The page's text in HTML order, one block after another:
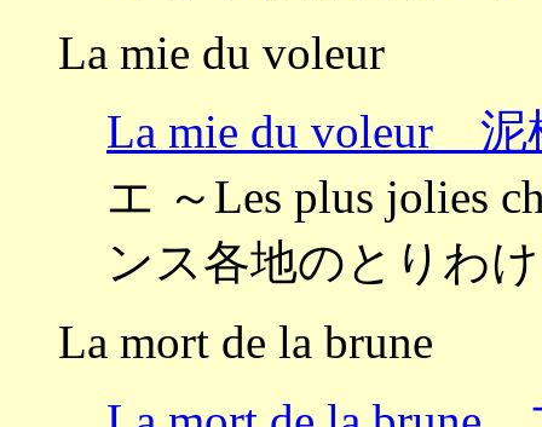
La mie du voleur
La mie du voleur 泥
エ ～Les plus jolies
ンス各地のとりわ
La mort de la brune